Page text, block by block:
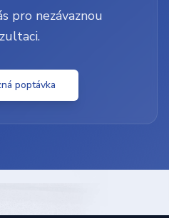
pro nezávaznou
poptávka